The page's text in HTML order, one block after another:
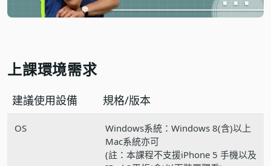
上課環境需求
建議使用設備 規格/版本
OS
Windows系統：Windows 8(含)以上
Mac系統亦可
(註：本課程不支援iPhone 5 手機以及